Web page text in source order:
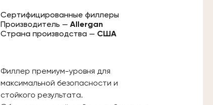
Сертифицированные филлеры
Производитель —Allergan
Страна производства — США
Филлер премиум-уровня для
максимальной безопасности и
стойкого результата.